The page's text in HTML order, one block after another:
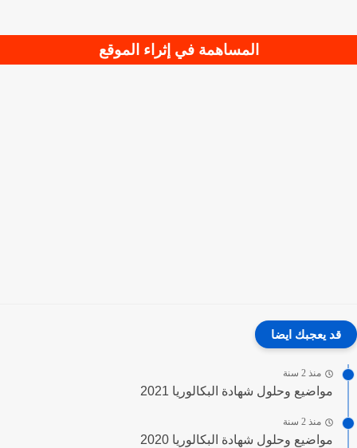
المساهمة في إثراء الموقع
قد يعجبك ايضا
منذ 2 سنة
مواضيع وحلول شهادة البكالوريا 2021
منذ 2 سنة
مواضيع وحلول شهادة البكالوريا 2020